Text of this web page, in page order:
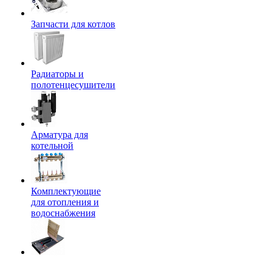
Запчасти для котлов
Радиаторы и
полотенцесушители
Арматура для
котельной
Комплектующие
для отопления и
водоснабжения